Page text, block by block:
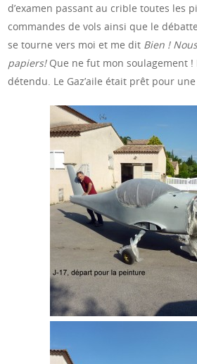
d’examen passant au crible toutes les
commandes de vols ainsi que le
se tourne vers moi et me dit Bien !
papiers! Que ne fut mon soulagement !
détendu. Le Gaz’aile était prêt pour